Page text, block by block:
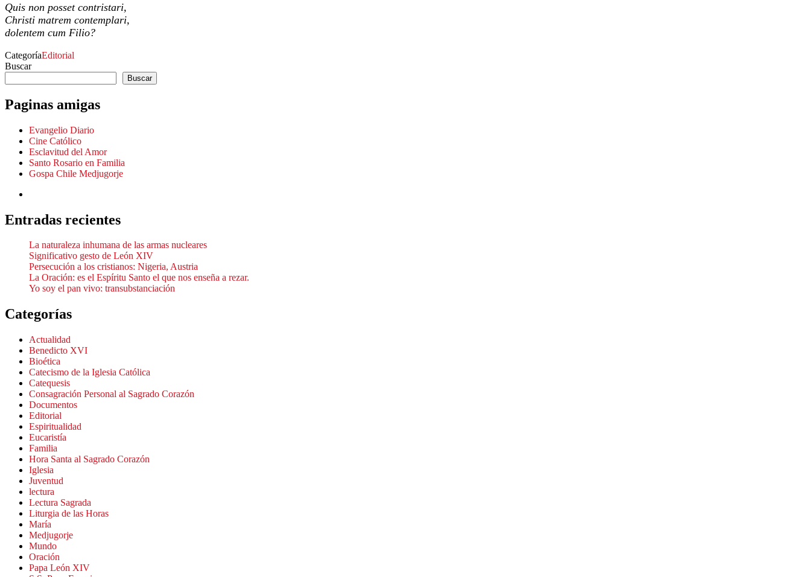
Quis non posset contristari,
Christi matrem contemplari,
dolentem cum Filio?
CategoríaEditorial
Buscar
Buscar
Paginas amigas
Evangelio Diario
Cine Católico
Esclavitud del Amor
Santo Rosario en Familia
Gospa Chile Medjugorje
Entradas recientes
La naturaleza inhumana de las armas nucleares
Significativo gesto de León XIV
Persecución a los cristianos: Nigeria, Austria
La Oración: es el Espíritu Santo el que nos enseña a rezar.
Yo soy el pan vivo: transubstanciación
Categorías
Actualidad
Benedicto XVI
Bioética
Catecismo de la Iglesia Católica
Catequesis
Consagración Personal al Sagrado Corazón
Documentos
Editorial
Espiritualidad
Eucaristía
Familia
Hora Santa al Sagrado Corazón
Iglesia
Juventud
lectura
Lectura Sagrada
Liturgia de las Horas
María
Medjugorje
Mundo
Oración
Papa León XIV